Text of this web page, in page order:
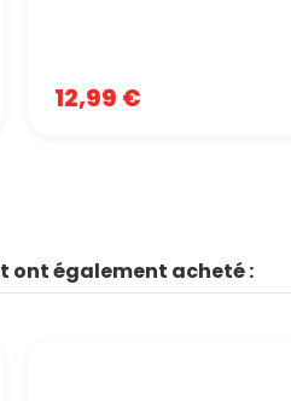
12,99 €
ont également acheté :